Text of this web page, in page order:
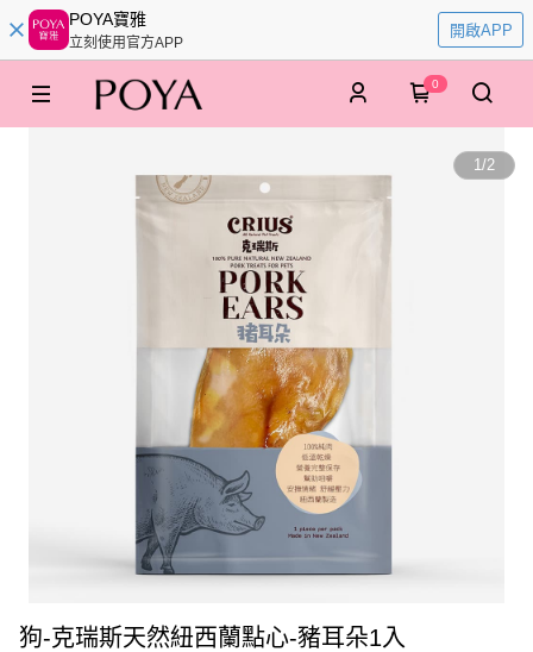
POYA寶雅
立刻使用官方APP
開啟APP
0
1/2
狗-克瑞斯天然紐西蘭點心-豬耳朵1入